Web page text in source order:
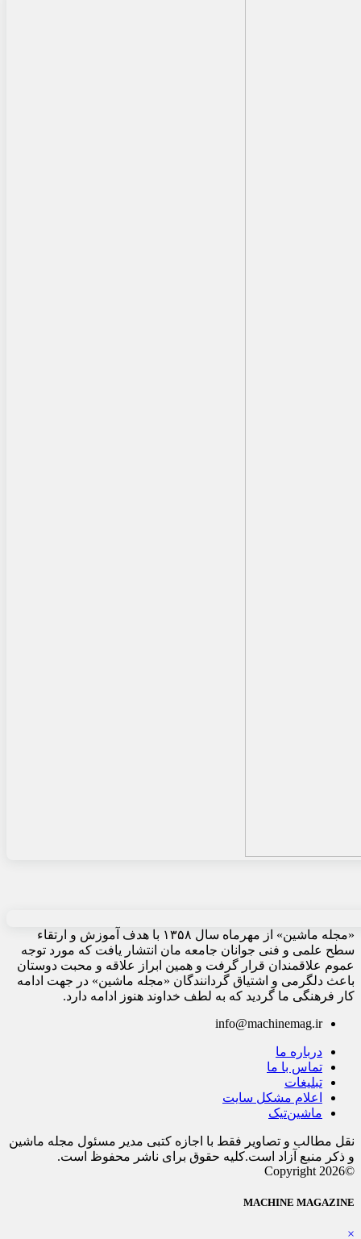
«مجله ماشین» از مهرماه سال ۱۳۵۸ با هدف آموزش و ارتقاء
سطح علمی و فنی جوانان جامعه مان انتشار یافت که مورد توجه
عموم علاقمندان قرار گرفت و همین ابراز علاقه و محبت دوستان
باعث دلگرمی و اشتیاق گردانندگان «مجله ماشین» در جهت ادامه
کار فرهنگی ما گردید که به لطف خداوند هنوز ادامه دارد.
info@machinemag.ir
درباره ما
تماس با ما
تبلیغات
اعلام مشکل سایت
ماشین‌تیک
نقل مطالب و تصاویر فقط با اجازه کتبی مدیر مسئول مجله ماشین
و ذکر منبع آزاد است.کلیه حقوق برای ناشر محفوظ است.
©Copyright 2026
MACHINE MAGAZINE
×